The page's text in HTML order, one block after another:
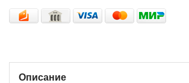
Описание